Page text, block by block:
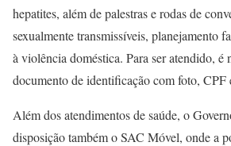
hepatites, além de palestras e rodas de
sexualmente transmissíveis, planejamento
à violência doméstica. Para ser atendido, é
documento de identificação com foto, CPF
Além dos atendimentos de saúde, o
disposição também o SAC Móvel, onde a